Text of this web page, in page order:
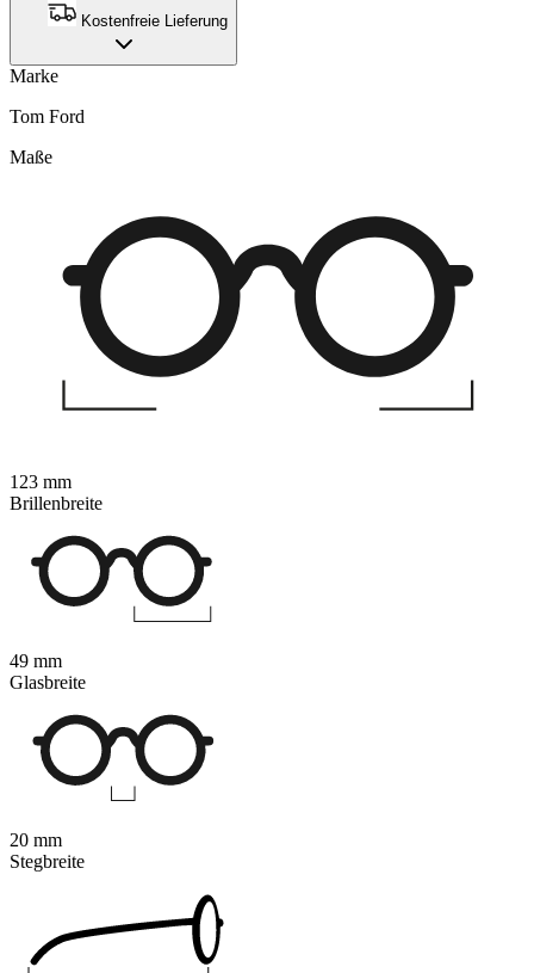
Kostenfreie Lieferung
Marke
Tom Ford
Maße
123 mm
Brillenbreite
49 mm
Glasbreite
20 mm
Stegbreite